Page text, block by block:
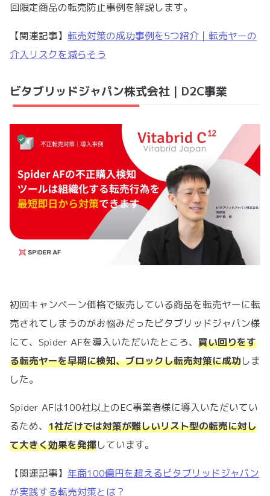
回限定商品の転売防止事例を解説します。
【関連記事】 転売対策の成功事例を5つ紹介｜転売ヤーの
介入リスクを減らそう
ビタブリッドジャパン株式会社｜D2C事業
初回キャンペーン価格で販売している商品を転売ヤーに転
売されてしまうのがお悩みだったビタブリッドジャパン様
にて、Spider AFを導入いただいたところ、 買い回りをす
る転売ヤーを早期に検知、ブロックし転売対策に成功しま
した。
Spider AFは100社以上のEC事業者様に導入いただいてい
るため、 1社だけでは対策が難しいリスト型の転売に対し
て大きく効果を発揮しています。
【関連記事】 年商100億円を超えるビタブリッドジャパン
が実践する転売対策とは？